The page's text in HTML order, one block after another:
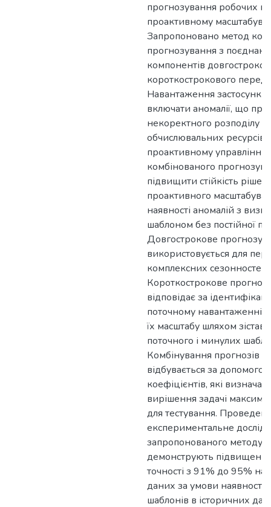
прогнозування робочих
проактивному
Запропоновано метод
прогнозування з
компонентів
короткострокового
Навантаження
включати аномалії, що
некоректного розподілу
обчислювальних ресурсів
проактивному
комбінованого
підвищити стійкість
проактивного
наявності аномалій з
шаблоном без постійної
Довгострокове
використовується для
комплексних сезонностей
Короткострокове
відповідає за
поточному навантаженні
їх масштабу шляхом
поточного і минулих
Комбінування прогнозів
відбувається за
коефіцієнтів, які
вирішення задачі
для тестування.
експериментальне
запропонованого методу.
демонструють підвищення
точності з 91% до 95% на
даних за умови наявності
шаблонів в історичних